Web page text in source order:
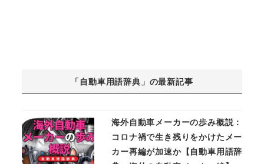
「自動車用語辞典」の最新記事
海外自動車メーカーの歩み概説：
コロナ禍で生き残りをかけたメー
カー再編が加速か【自動車用語辞